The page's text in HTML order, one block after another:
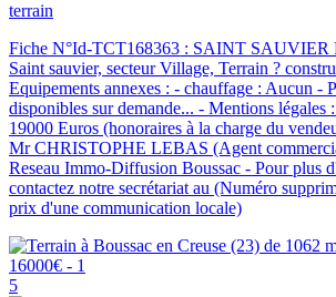
terrain
Fiche N°Id-TCT168363 : SAINT SAUVIER
Saint sauvier, secteur Village, Terrain ?
Equipements annexes : - chauffage : Aucun -
disponibles sur demande... - Mentions légales
19000 Euros (honoraires à la charge du
Mr CHRISTOPHE LEBAS (Agent
Reseau Immo-Diffusion Boussac - Pour plus
contactez notre secrétariat au (Numéro
prix d'une communication locale)
5